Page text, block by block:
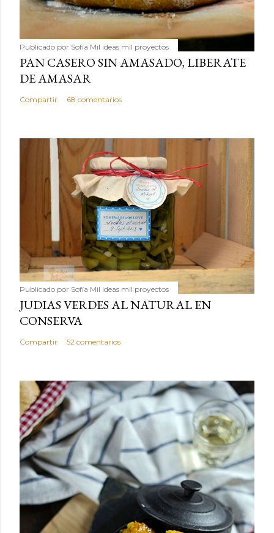
Publicado por Sofía Mil ideas mil proyectos
PAN CASERO SIN AMASADO, LIBERATE
DE AMASAR
Compartir 68 comentarios
Publicado por Sofía Mil ideas mil proyectos
JUDIAS VERDES AL NATURAL EN
CONSERVA
Compartir 52 comentarios